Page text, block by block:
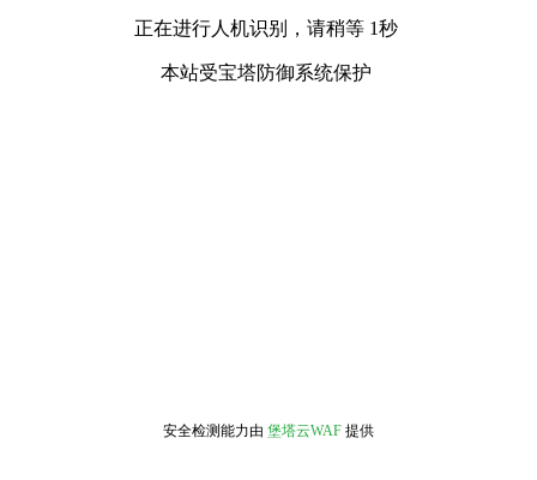
正在进行人机识别，请稍等 1秒
本站受宝塔防御系统保护
安全检测能力由 堡塔云WAF 提供